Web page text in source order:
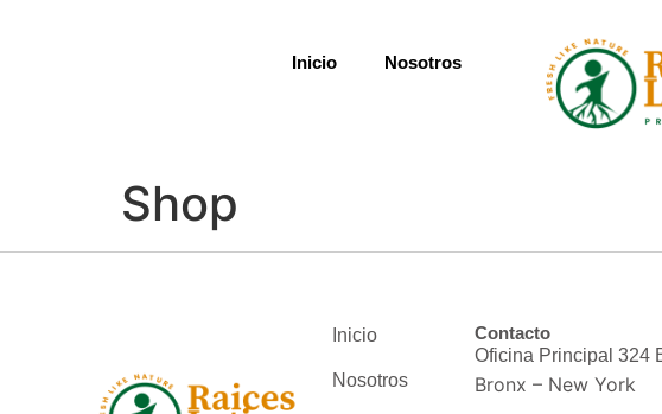
Inicio Nosotros
Shop
Inicio
Nosotros
Contacto
Oficina Principal 324
Bronx – New York